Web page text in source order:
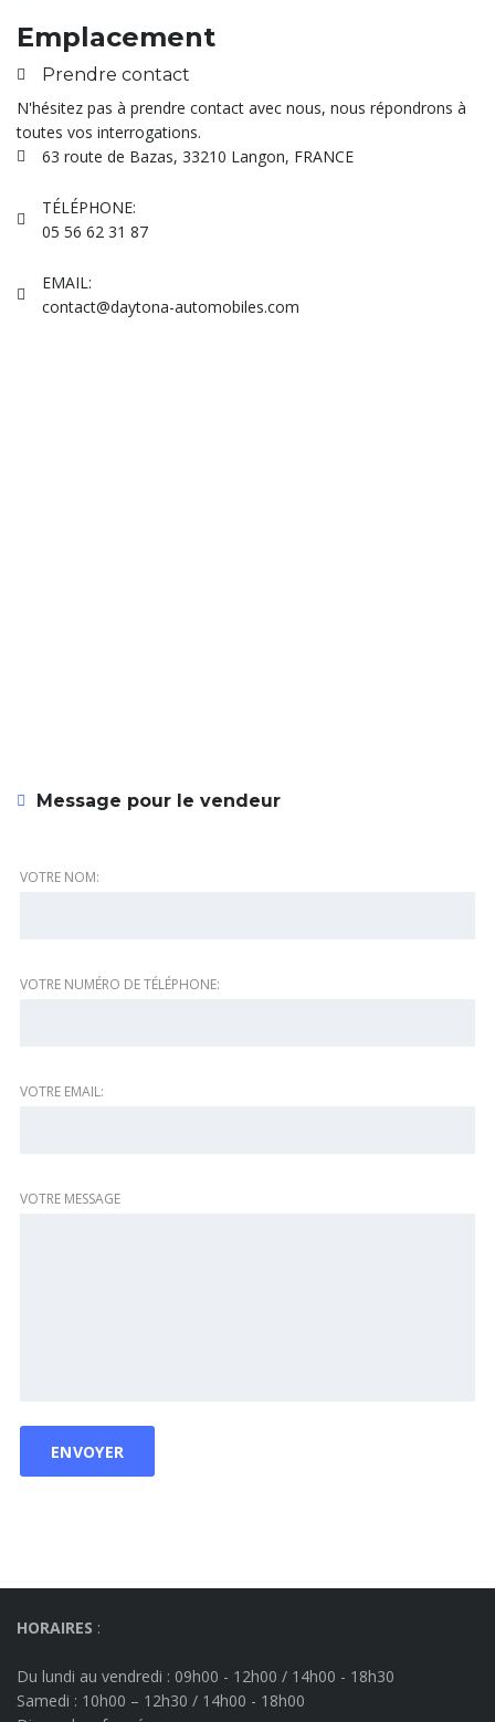
Emplacement
Prendre contact
N'hésitez pas à prendre contact avec nous, nous répondrons à
toutes vos interrogations.
63 route de Bazas, 33210 Langon, FRANCE
TÉLÉPHONE:
05 56 62 31 87
EMAIL:
contact@daytona-automobiles.com
Message pour le vendeur
VOTRE NOM:
VOTRE NUMÉRO DE TÉLÉPHONE:
VOTRE EMAIL:
VOTRE MESSAGE
HORAIRES :
Du lundi au vendredi : 09h00 - 12h00 / 14h00 - 18h30
Samedi : 10h00 – 12h30 / 14h00 - 18h00